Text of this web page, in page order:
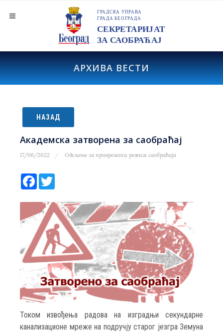
АРХИВА ВЕСТИ
НАЗАД
Академска затворена за саобраћај
17/06/2022 Одељење за привремени режим саобраћаја
Facebook
Током извођења радова на изградњи секундарне
канализационе мреже на подручју старог језгра Земуна